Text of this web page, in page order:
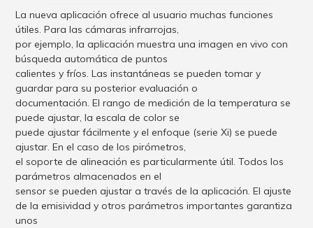
La nueva aplicación ofrece al usuario muchas funciones
útiles. Para las cámaras infrarrojas,
por ejemplo, la aplicación muestra una imagen en vivo con
búsqueda automática de puntos
calientes y fríos. Las instantáneas se pueden tomar y
guardar para su posterior evaluación o
documentación. El rango de medición de la temperatura se
puede ajustar, la escala de color se
puede ajustar fácilmente y el enfoque (serie Xi) se puede
ajustar. En el caso de los pirómetros,
el soporte de alineación es particularmente útil. Todos los
parámetros almacenados en el
sensor se pueden ajustar a través de la aplicación. El ajuste
de la emisividad y otros parámetros importantes garantiza
unos